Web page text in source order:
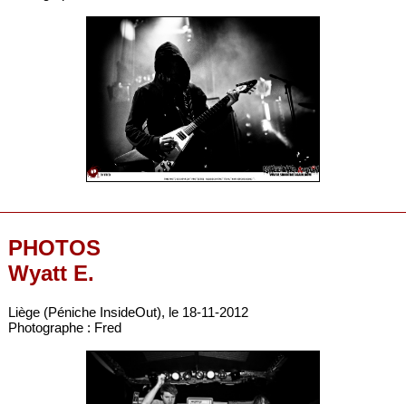
PHOTOS
Wyatt E.
Liège (Péniche InsideOut), le 18-11-2012
Photographe : Fred